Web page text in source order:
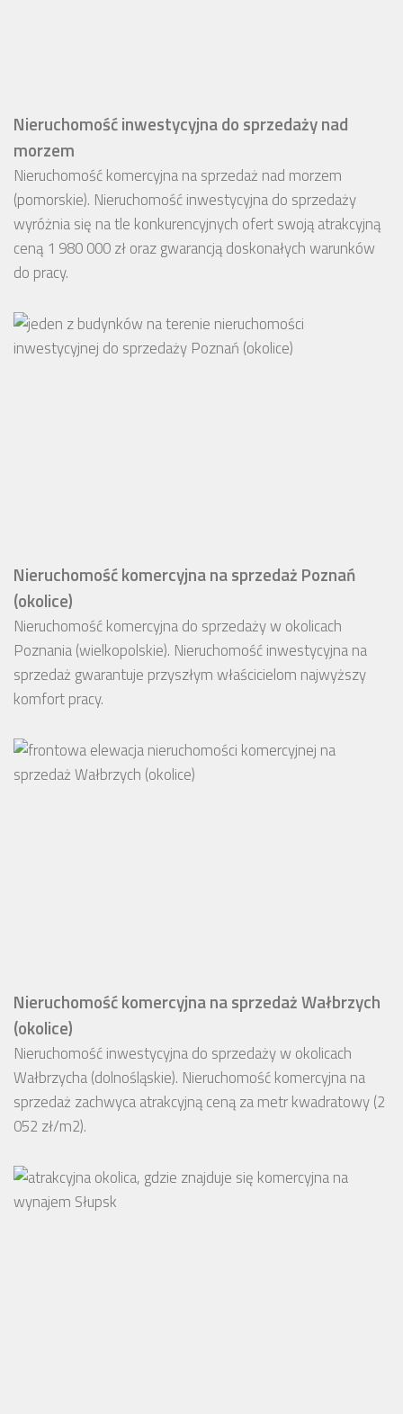
Nieruchomość inwestycyjna do sprzedaży nad
morzem
Nieruchomość komercyjna na sprzedaż nad morzem
(pomorskie). Nieruchomość inwestycyjna do sprzedaży
wyróżnia się na tle konkurencyjnych ofert swoją atrakcyjną
ceną 1 980 000 zł oraz gwarancją doskonałych warunków
do pracy.
Nieruchomość komercyjna na sprzedaż Poznań
(okolice)
Nieruchomość komercyjna do sprzedaży w okolicach
Poznania (wielkopolskie). Nieruchomość inwestycyjna na
sprzedaż gwarantuje przyszłym właścicielom najwyższy
komfort pracy.
Nieruchomość komercyjna na sprzedaż Wałbrzych
(okolice)
Nieruchomość inwestycyjna do sprzedaży w okolicach
Wałbrzycha (dolnośląskie). Nieruchomość komercyjna na
sprzedaż zachwyca atrakcyjną ceną za metr kwadratowy (2
052 zł/m2).